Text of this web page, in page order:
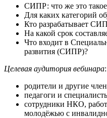
СИПР: что же это
Для каких категорий
Кто разрабатывает
На какой срок
Что входит в
развития (СИПР)?
Целевая аудитория вебинара:
родители и другие
педагоги и
сотрудники НКО,
молодёжью с